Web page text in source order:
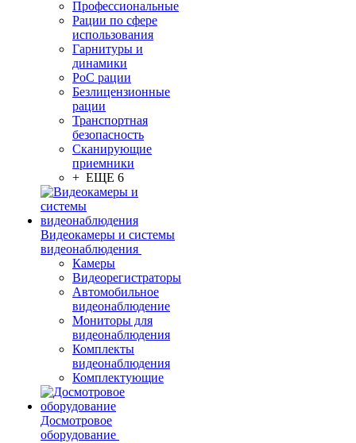
Профессиональные
Рации по сфере
использования
Гарнитуры и
динамики
PoC рации
Безлицензионные
рации
Транспортная
безопасность
Сканирующие
приемники
+ ЕЩЕ 6
Видеокамеры и системы
видеонаблюдения
Камеры
Видеорегистраторы
Автомобильное
видеонаблюдение
Мониторы для
видеонаблюдения
Комплекты
видеонаблюдения
Комплектующие
Досмотровое
оборудование